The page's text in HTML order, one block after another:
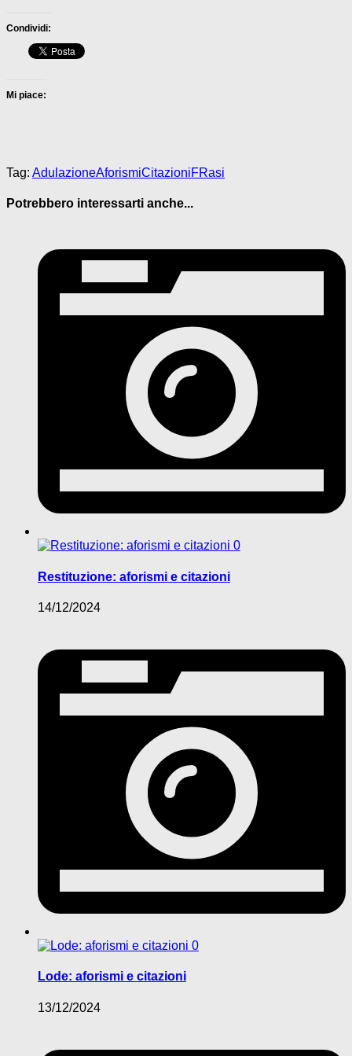
Condividi:
Mi piace:
Tag: AdulazioneAforismiCitazioniFRasi
Potrebbero interessarti anche...
0
Restituzione: aforismi e citazioni
14/12/2024
0
Lode: aforismi e citazioni
13/12/2024